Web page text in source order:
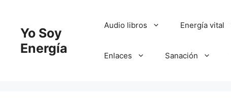
contenidoYo Soy
Energía
Audio libros Energía vital
Enlaces Sanación